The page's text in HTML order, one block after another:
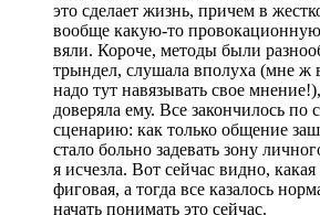
это сделает жизнь, причем в
вообще какую-то
вяли. Короче, методы были
трындел, слушала вполуха (мне ж
надо тут навязывать свое
доверяла ему. Все закончилось по
сценарию: как только общение
стало больно задевать зону
я исчезла. Вот сейчас видно,
фиговая, а тогда все казалось
начать понимать это сейчас.